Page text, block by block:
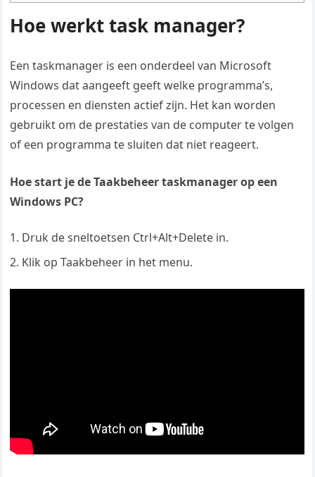
Hoe werkt task manager?
Een taskmanager is een onderdeel van Microsoft
Windows dat aangeeft geeft welke programma’s,
processen en diensten actief zijn. Het kan worden
gebruikt om de prestaties van de computer te volgen
of een programma te sluiten dat niet reageert.
Hoe start je de Taakbeheer taskmanager op een
Windows PC?
Druk de sneltoetsen Ctrl+Alt+Delete in.
Klik op Taakbeheer in het menu.